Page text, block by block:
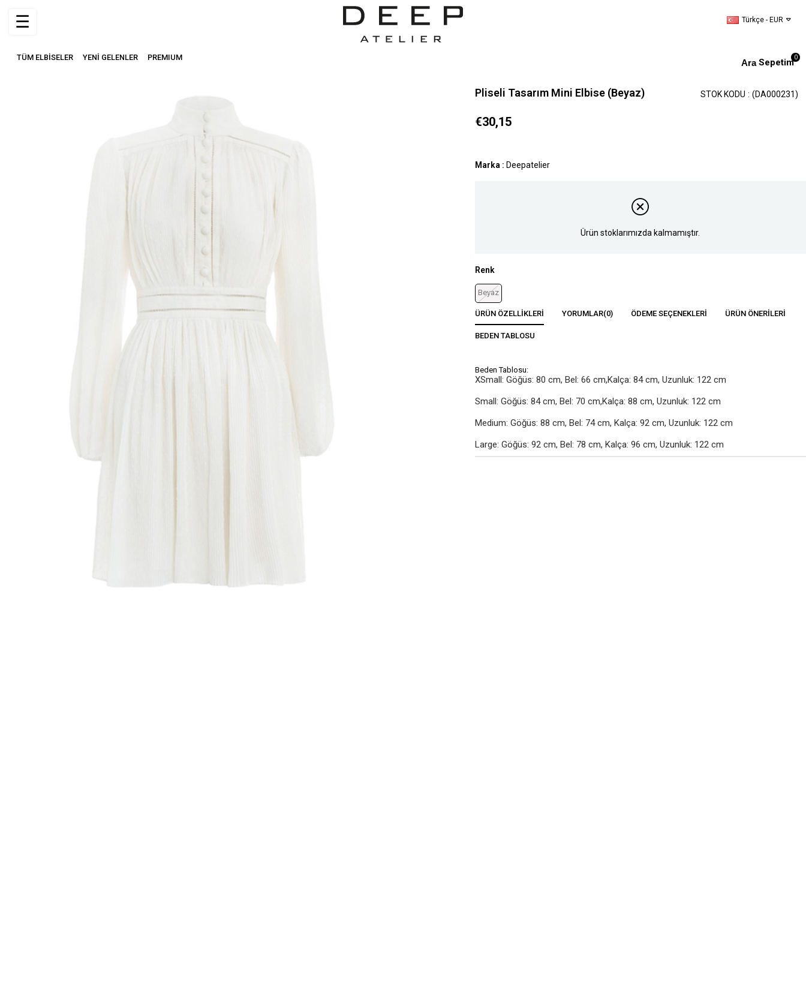
Türkçe - EUR
Sepetim0
TÜM ELBİSELER YENİ GELENLER PREMIUM
☰
Pliseli Tasarım Mini Elbise (Beyaz) (DA000231)
STOK KODU
€30,15
Marka : Deepatelier
Ürün stoklarımızda kalmamıştır.
Renk
Beyaz
ÜRÜN ÖZELLIKLERI YORUMLAR(0) ÖDEME SEÇENEKLERI ÜRÜN ÖNERILERI
BEDEN TABLOSU
Beden Tablosu:
XSmall: Göğüs: 80 cm, Bel: 66 cm,Kalça: 84 cm, Uzunluk: 122 cm
Small: Göğüs: 84 cm, Bel: 70 cm,Kalça: 88 cm, Uzunluk: 122 cm
Medium: Göğüs: 88 cm, Bel: 74 cm, Kalça: 92 cm, Uzunluk: 122 cm
Large: Göğüs: 92 cm, Bel: 78 cm, Kalça: 96 cm, Uzunluk: 122 cm